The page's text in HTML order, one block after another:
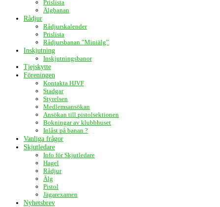
Prislista
Älgbanan
Rådjur
Rådjurskalender
Prislista
Rådjursbanan ”Miniälg”
Inskjutning
Inskjutningsbanor
Tjejskytte
Föreningen
Kontakta HJVF
Stadgar
Styrelsen
Medlemsansökan
Ansökan till pistolsektionen
Bokningar av klubbhuset
Inlåst på banan ?
Vanliga frågor
Skjutledare
Info för Skjutledare
Hagel
Rådjur
Älg
Pistol
Jägarexamen
Nyhetsbrev